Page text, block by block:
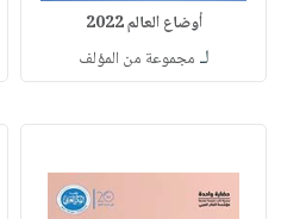
أوضاع العالم 2022
لـ مجموعة من المؤلف